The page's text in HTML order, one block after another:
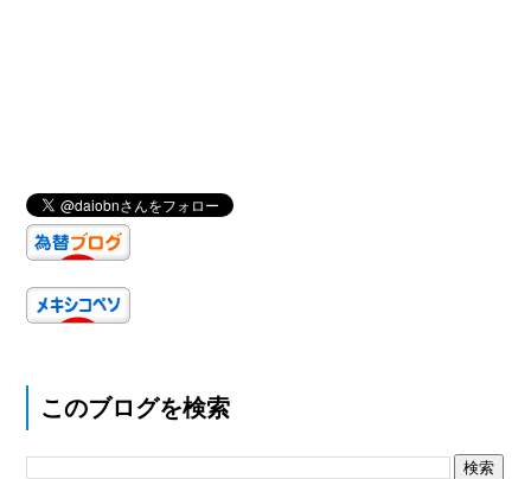
このブログを検索